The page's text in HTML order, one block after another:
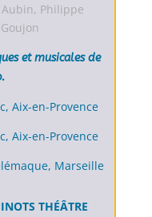
Aubin, Philippe
etmusicales de
Aix-en-Provence
Aix-en-Provence
Marseille
THÉÂTRE